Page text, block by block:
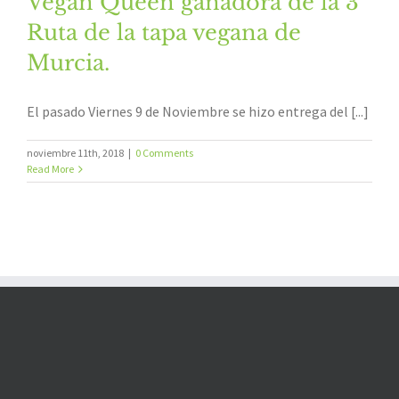
Ruta de la tapa vegana de
Murcia.
El pasado Viernes 9 de Noviembre se hizo entrega del [...]
noviembre 11th, 2018 | 0 Comments
Read More